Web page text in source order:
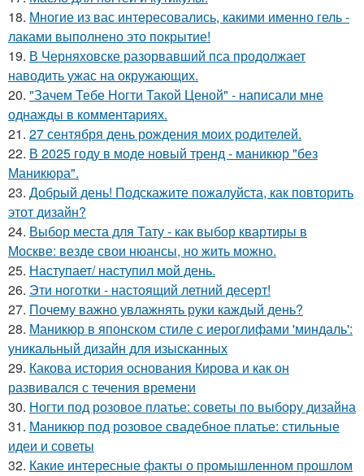
18. Многие из вас интересовались, какими именно гель -
лаками выполнено это покрытие!
19. В Черняховске разорвавший пса продолжает
наводить ужас на окружающих.
20. "Зачем Тебе Ногти Такой Ценой" - написали мне
однажды в комментариях.
21. 27 сентября день рождения моих родителей.
22. В 2025 году в моде новый тренд - маникюр "без
Маникюра".
23. Добрый день! Подскажите пожалуйста, как повторить
этот дизайн?
24. Выбор места для Тату - как выбор квартиры в
Москве: везде свои нюансы, но жить можно.
25. Наступает/ наступил мой день.
26. Эти ноготки - настоящий летний десерт!
27. Почему важно увлажнять руки каждый день?
28. Маникюр в японском стиле с иероглифами 'миндаль':
уникальный дизайн для изысканных
29. Какова история основания Кирова и как он
развивался с течения времени
30. Ногти под розовое платье: советы по выбору дизайна
31. Маникюр под розовое свадебное платье: стильные
идеи и советы
32. Какие интересные факты о промышленном прошлом